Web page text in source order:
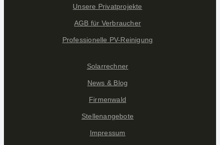
Unsere Privatprojekte
AGB für Verbraucher
Professionelle PV-Reinigung
Solarrechner
News & Blog
Firmenwald
Stellenangebote
Impressum